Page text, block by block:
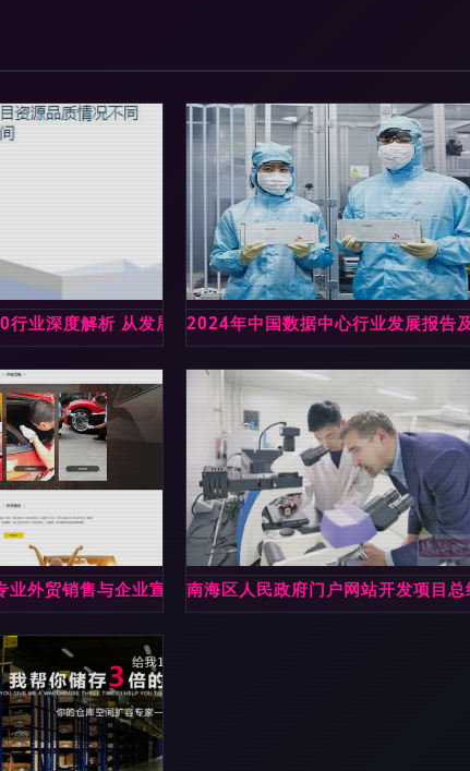
精通——基于全国高职规划教材的深度解析
业深度解析 从发展历程到网站开发的全维度评估
2024年中国数据中心行业发展报告
业外贸销售与企业宣传的数字化新篇章南海区人民政府门户网站开发项目